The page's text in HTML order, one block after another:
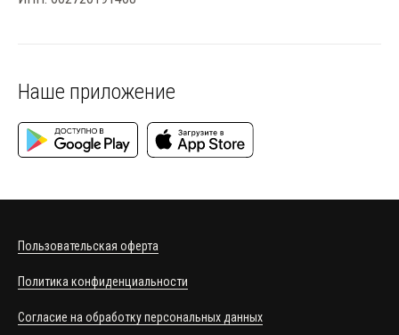
Наше приложение
Пользовательская оферта
Политика конфиденциальности
Согласие на обработку персональных данных